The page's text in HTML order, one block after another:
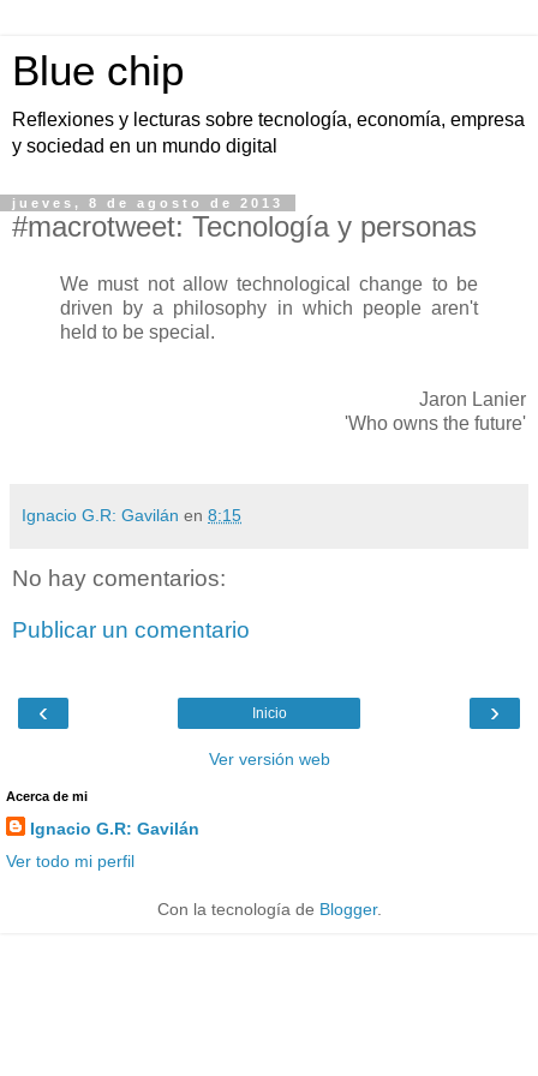
Blue chip
Reflexiones y lecturas sobre tecnología, economía, empresa
y sociedad en un mundo digital
jueves, 8 de agosto de 2013
#macrotweet: Tecnología y personas
We must not allow technological change to be
driven by a philosophy in which people aren't
held to be special.
Jaron Lanier
'Who owns the future'
Ignacio G.R: Gavilán en 8:15
No hay comentarios:
Publicar un comentario
‹ ›
Inicio
Ver versión web
Acerca de mi
Ignacio G.R: Gavilán
Ver todo mi perfil
Con la tecnología de Blogger.